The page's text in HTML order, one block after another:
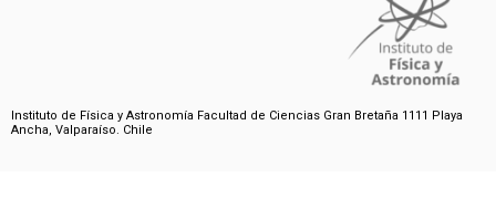
Instituto de Física y Astronomía Facultad de Ciencias Gran Bretaña 1111 Playa
Ancha, Valparaíso. Chile